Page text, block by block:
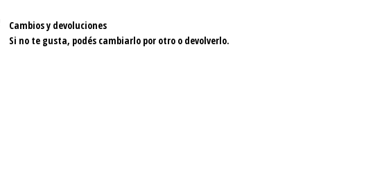
Cambios y devoluciones
Si no te gusta, podés cambiarlo por otro o devolverlo.